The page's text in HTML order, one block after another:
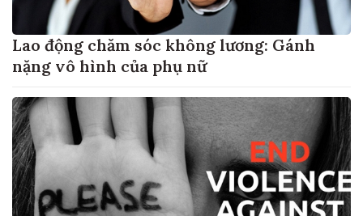
Lao động chăm sóc không lương: Gánh
nặng vô hình của phụ nữ